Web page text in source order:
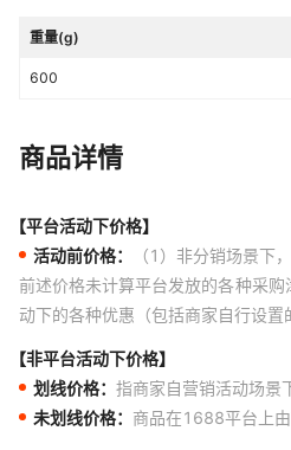
重量(g)
600
商品详情
【平台活动下价格】
活动前价格：
（1）非分销场景下
前述价格未计算平台发放的各种采
动下的各种优惠（包括商家自行设
【非平台活动下价格】
划线价格： 指商家自营销活动场景
未划线价格： 商品在1688平台上